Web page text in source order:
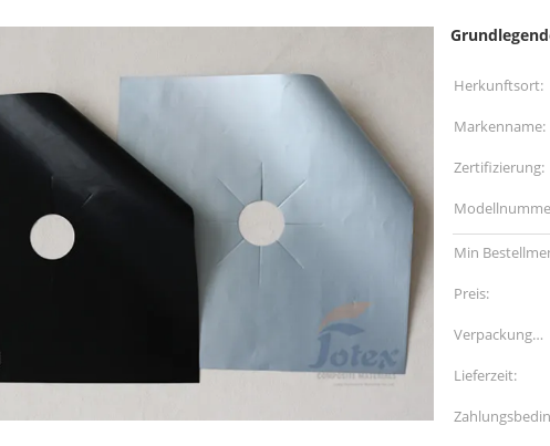
Herkunftsort:
Markenname:
Zertifizierung:
Min
Preis:
Verpackung
Informationen:
Lieferzeit: